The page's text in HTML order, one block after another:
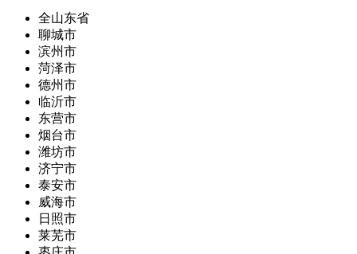
全山东省
聊城市
滨州市
菏泽市
德州市
临沂市
东营市
烟台市
潍坊市
济宁市
泰安市
威海市
日照市
莱芜市